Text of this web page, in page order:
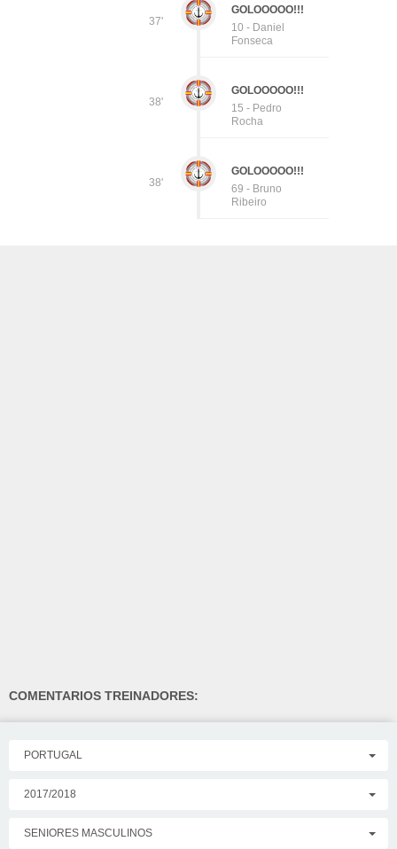
37'
GOLOOOOO!!!
10 - Daniel
Fonseca
38'
GOLOOOOO!!!
15 - Pedro
Rocha
38'
GOLOOOOO!!!
69 - Bruno
Ribeiro
COMENTARIOS TREINADORES:
PORTUGAL
2017/2018
SENIORES MASCULINOS